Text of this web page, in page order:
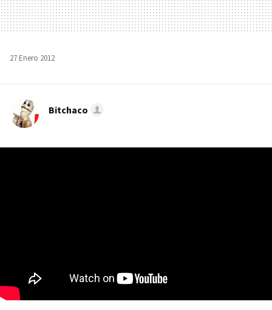
27 Enero 2012
Bitchaco